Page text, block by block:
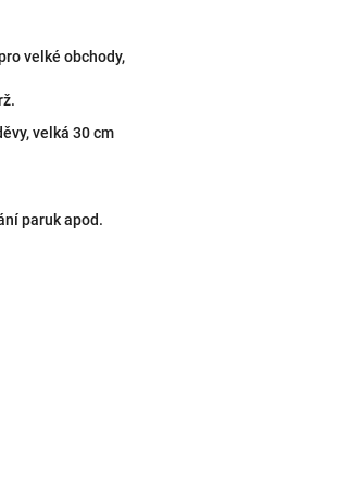
velké obchody,
velká 30 cm
paruk apod.